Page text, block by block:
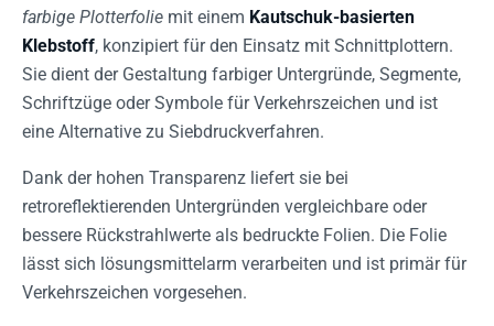
farbige Plotterfolie mit einem Kautschuk-basierten
Klebstoff, konzipiert für den Einsatz mit Schnittplottern.
Sie dient der Gestaltung farbiger Untergründe, Segmente,
Schriftzüge oder Symbole für Verkehrszeichen und ist
eine Alternative zu Siebdruckverfahren.
Dank der hohen Transparenz liefert sie bei
retroreflektierenden Untergründen vergleichbare oder
bessere Rückstrahlwerte als bedruckte Folien. Die Folie
lässt sich lösungsmittelarm verarbeiten und ist primär für
Verkehrszeichen vorgesehen.